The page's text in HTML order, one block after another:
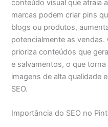
conteúdo visual que atraia
marcas podem criar pins
blogs ou produtos,
potencialmente as
prioriza conteúdos que
e salvamentos, o que
imagens de alta qualidade
SEO.
Importância do SEO no